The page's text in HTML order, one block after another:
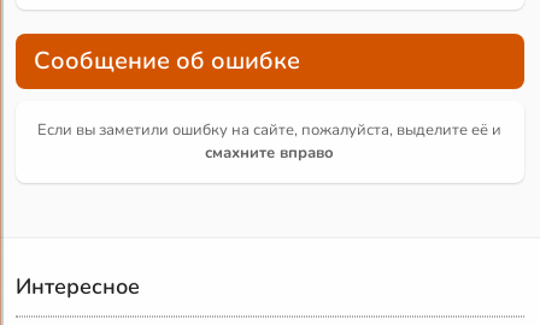
Сообщение об ошибке
Если вы заметили ошибку на сайте, пожалуйста, выделите её и
смахните вправо
Интересное